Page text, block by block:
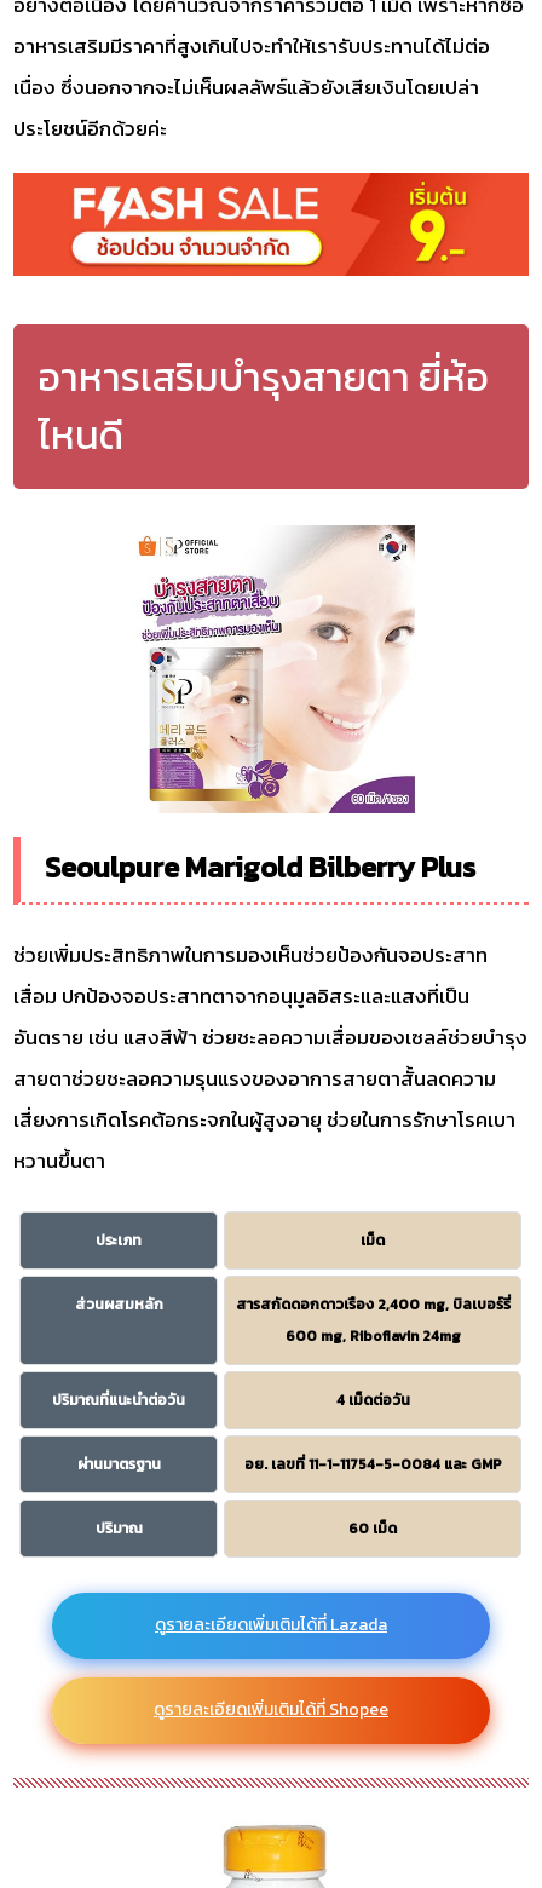
อาหารเสริมมีราคาที่สูงเกินไปจะทำให้เรารับประทานได้ไม่ต่อ
เนื่อง ซึ่งนอกจากจะไม่เห็นผลลัพธ์แล้วยังเสียเงินโดยเปล่า
ประโยชน์อีกด้วยค่ะ
อาหารเสริมบำรุงสายตา ยี่ห้อ
ไหนดี
Seoulpure Marigold Bilberry Plus
ช่วยเพิ่มประสิทธิภาพในการมองเห็นช่วยป้องกันจอประสาท
เสื่อม ปกป้องจอประสาทตาจากอนุมูลอิสระและแสงที่เป็น
อันตราย เช่น แสงสีฟ้า ช่วยชะลอความเสื่อมของเซลล์ช่วยบำรุง
สายตาช่วยชะลอความรุนแรงของอาการสายตาสั้นลดความ
เสี่ยงการเกิดโรคต้อกระจกในผู้สูงอายุ ช่วยในการรักษาโรคเบา
หวานขึ้นตา
ประเภท เม็ด
ส่วนผสมหลัก
สารสกัดดอกดาวเรือง 2,400 mg, บิลเบอร์รี่
600 mg, Riboflavin 24mg
ปริมาณที่แนะนำต่อวัน 4 เม็ดต่อวัน
ผ่านมาตรฐาน อย. เลขที่ 11-1-11754-5-0084 และ GMP
ปริมาณ 60 เม็ด
ดูรายละเอียดเพิ่มเติมได้ที่ Lazada
ดูรายละเอียดเพิ่มเติมได้ที่ Shopee